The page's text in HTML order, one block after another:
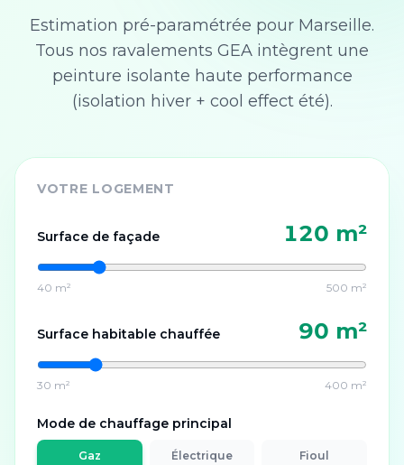
Estimation pré-paramétrée pour Marseille.
Tous nos ravalements GEA intègrent une
peinture isolante haute performance
(isolation hiver + cool effect été).
VOTRE LOGEMENT
Surface de façade 120 m²
40 m² 500 m²
Surface habitable chauffée 90 m²
30 m² 400 m²
Mode de chauffage principal
Gaz Électrique Fioul